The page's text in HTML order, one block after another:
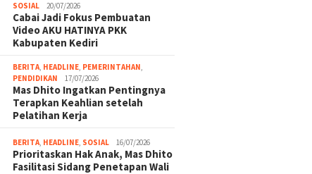
SOSIAL
20/07/2026
Cabai Jadi Fokus Pembuatan
Video AKU HATINYA PKK
Kabupaten Kediri
BERITA, HEADLINE, PEMERINTAHAN,
PENDIDIKAN
17/07/2026
Mas Dhito Ingatkan Pentingnya
Terapkan Keahlian setelah
Pelatihan Kerja
BERITA, HEADLINE, SOSIAL 16/07/2026
Prioritaskan Hak Anak, Mas Dhito
Fasilitasi Sidang Penetapan Wali